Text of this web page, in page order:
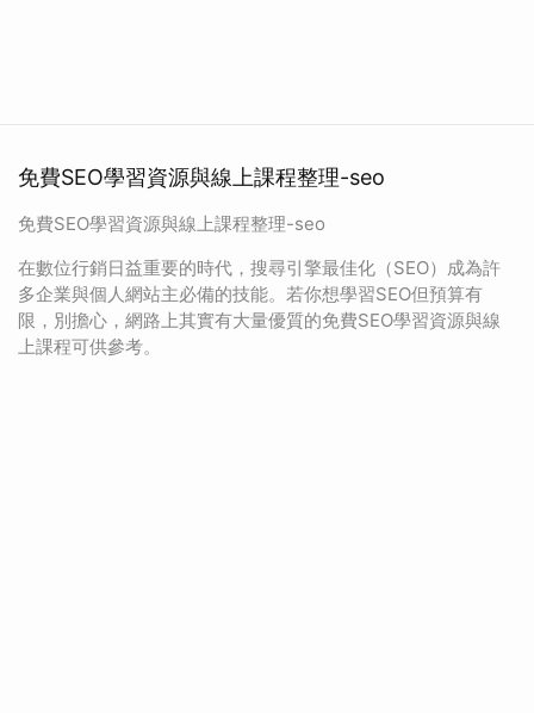
免費SEO學習資源與線上課程整理-seo
免費SEO學習資源與線上課程整理-seo
在數位行銷日益重要的時代，搜尋引擎最佳化（SEO）成為許
多企業與個人網站主必備的技能。若你想學習SEO但預算有
限，別擔心，網路上其實有大量優質的免費SEO學習資源與線
上課程可供參考。